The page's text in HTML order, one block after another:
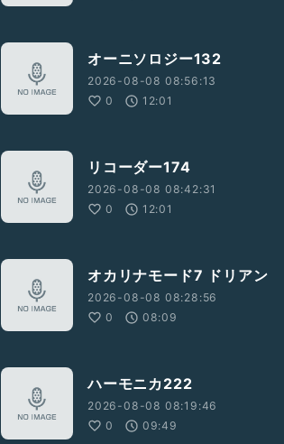
オーニソロジー132
2026-08-08 08:56:13
0
12:01
リコーダー174
2026-08-08 08:42:31
0
12:01
オカリナモード7 ドリアン
2026-08-08 08:28:56
0
08:09
ハーモニカ222
2026-08-08 08:19:46
0
09:49